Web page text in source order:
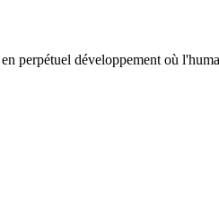
développement où